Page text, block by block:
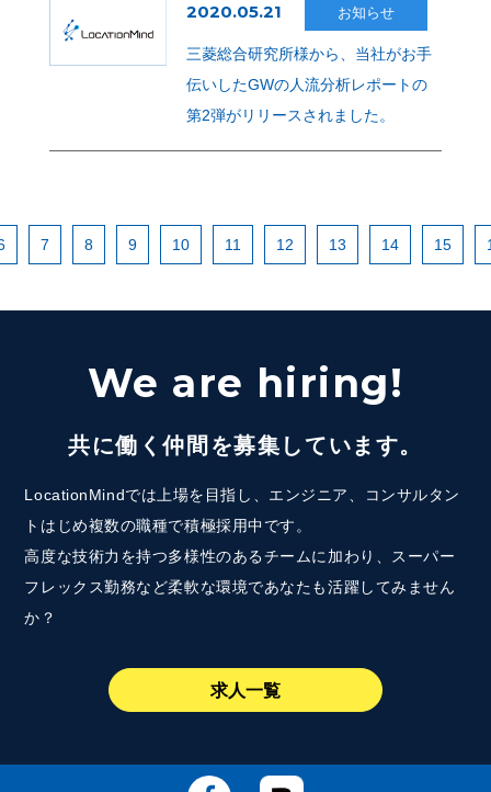
2020.05.21 お知らせ
三菱総合研究所様から、当社がお手
伝いしたGWの人流分析レポートの
第2弾がリリースされました。
7 8 9 10 11 12 13 14 15
We are hiring!
共に働く仲間を募集しています。
LocationMindでは上場を目指し、エンジニア、コンサルタン
トはじめ複数の職種で積極採用中です。
高度な技術力を持つ多様性のあるチームに加わり、スーパー
フレックス勤務など柔軟な環境であなたも活躍してみません
か？
求人一覧